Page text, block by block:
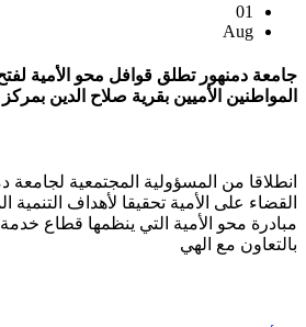
01
Aug
جامعة دمنهور تطلق قوافل محو الأمية
المواطنين الأميين بقرية صلاح الدين بمركز
انطلاقا من المسؤولية المجتمعية
القضاء على الأمية تحقيقا لأهداف التنمية
مبادرة محو الأمية التي ينظمها قطاع خدمة
بالتعاون مع الهي